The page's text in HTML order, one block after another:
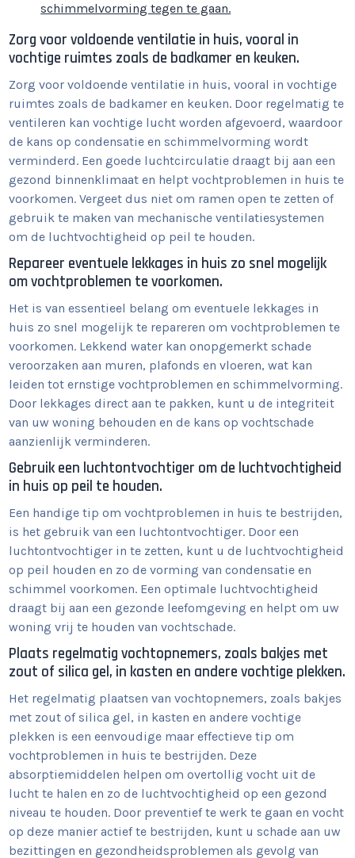
schimmelvorming tegen te gaan.
Zorg voor voldoende ventilatie in huis, vooral in
vochtige ruimtes zoals de badkamer en keuken.
Zorg voor voldoende ventilatie in huis, vooral in vochtige
ruimtes zoals de badkamer en keuken. Door regelmatig te
ventileren kan vochtige lucht worden afgevoerd, waardoor
de kans op condensatie en schimmelvorming wordt
verminderd. Een goede luchtcirculatie draagt bij aan een
gezond binnenklimaat en helpt vochtproblemen in huis te
voorkomen. Vergeet dus niet om ramen open te zetten of
gebruik te maken van mechanische ventilatiesystemen
om de luchtvochtigheid op peil te houden.
Repareer eventuele lekkages in huis zo snel mogelijk
om vochtproblemen te voorkomen.
Het is van essentieel belang om eventuele lekkages in
huis zo snel mogelijk te repareren om vochtproblemen te
voorkomen. Lekkend water kan onopgemerkt schade
veroorzaken aan muren, plafonds en vloeren, wat kan
leiden tot ernstige vochtproblemen en schimmelvorming.
Door lekkages direct aan te pakken, kunt u de integriteit
van uw woning behouden en de kans op vochtschade
aanzienlijk verminderen.
Gebruik een luchtontvochtiger om de luchtvochtigheid
in huis op peil te houden.
Een handige tip om vochtproblemen in huis te bestrijden,
is het gebruik van een luchtontvochtiger. Door een
luchtontvochtiger in te zetten, kunt u de luchtvochtigheid
op peil houden en zo de vorming van condensatie en
schimmel voorkomen. Een optimale luchtvochtigheid
draagt bij aan een gezonde leefomgeving en helpt om uw
woning vrij te houden van vochtschade.
Plaats regelmatig vochtopnemers, zoals bakjes met
zout of silica gel, in kasten en andere vochtige plekken.
Het regelmatig plaatsen van vochtopnemers, zoals bakjes
met zout of silica gel, in kasten en andere vochtige
plekken is een eenvoudige maar effectieve tip om
vochtproblemen in huis te bestrijden. Deze
absorptiemiddelen helpen om overtollig vocht uit de
lucht te halen en zo de luchtvochtigheid op een gezond
niveau te houden. Door preventief te werk te gaan en vocht
op deze manier actief te bestrijden, kunt u schade aan uw
bezittingen en gezondheidsproblemen als gevolg van